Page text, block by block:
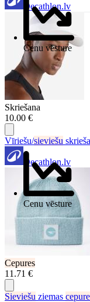
Cenu vēsture
Decathlon.lv
Skriešana
10.00 €
Cenu vēsture
Vīriešu/sieviešu
Decathlon.lv
Cepures
11.71 €
Sieviešu ziemas cepure